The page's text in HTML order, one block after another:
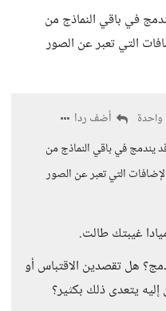
في باقي النماذج من
التي تعبر عن الصور
أضف ردا
يندمج في باقي النماذج من
التي تعبر عن الصور
غيبتك طالت.
هل تقصدين الاقتباس أو
يتعدى ذلك بكثير؟